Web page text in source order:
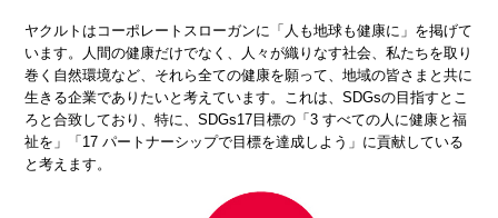
ヤクルトはコーポレートスローガンに「人も地球も健康に」を掲げて
います。人間の健康だけでなく、人々が織りなす社会、私たちを取り
巻く自然環境など、それら全ての健康を願って、地域の皆さまと共に
生きる企業でありたいと考えています。これは、SDGsの目指すとこ
ろと合致しており、特に、SDGs17目標の「3 すべての人に健康と福
祉を」「17 パートナーシップで目標を達成しよう」に貢献している
と考えます。